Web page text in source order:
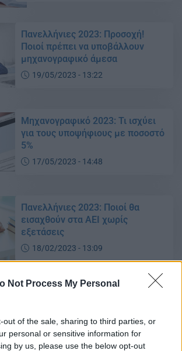
Not Process My Personal
out of the sale, sharing to third parties, or
personal or sensitive information for
by us, please use the below opt-out
Πανελλήνιες 2023: Προσοχή!
Ποιοί πρέπει να υποβάλλουν
μηχανογραφικό άμεσα
19/05/2023 - 13:22
Μηχανογραφικό 2023: Τι ισχύει
για τους υποψήφιους με ποσοστό
5%
17/05/2023 - 14:48
Πανελλήνιες 2023: Ποιοί θα
εισαχθούν στα ΑΕΙ χωρίς
εξετάσεις
18/02/2023 - 13:09
εξετάσεις
01/02/2023 - 19:14